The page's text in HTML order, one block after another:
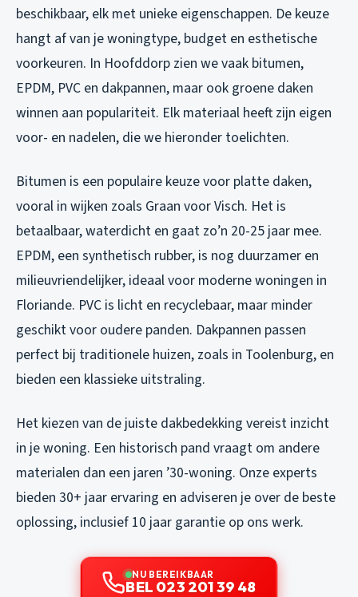
beschikbaar, elk met unieke eigenschappen. De keuze
hangt af van je woningtype, budget en esthetische
voorkeuren. In Hoofddorp zien we vaak bitumen,
EPDM, PVC en dakpannen, maar ook groene daken
winnen aan populariteit. Elk materiaal heeft zijn eigen
voor- en nadelen, die we hieronder toelichten.
Bitumen is een populaire keuze voor platte daken,
vooral in wijken zoals Graan voor Visch. Het is
betaalbaar, waterdicht en gaat zo’n 20-25 jaar mee.
EPDM, een synthetisch rubber, is nog duurzamer en
milieuvriendelijker, ideaal voor moderne woningen in
Floriande. PVC is licht en recyclebaar, maar minder
geschikt voor oudere panden. Dakpannen passen
perfect bij traditionele huizen, zoals in Toolenburg, en
bieden een klassieke uitstraling.
Het kiezen van de juiste dakbedekking vereist inzicht
in je woning. Een historisch pand vraagt om andere
materialen dan een jaren ’30-woning. Onze experts
bieden 30+ jaar ervaring en adviseren je over de beste
oplossing, inclusief 10 jaar garantie op ons werk.
NU BEREIKBAAR
BEL 023 201 39 48